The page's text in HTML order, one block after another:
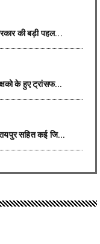
की बड़ी पहल...
के हुए ट्रांसफ...
सहित कई जि...